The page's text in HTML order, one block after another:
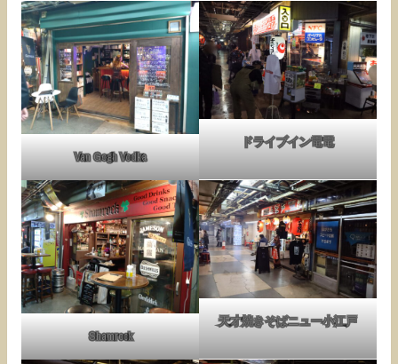
Van Gogh Vodka
ドライブイン電電
Shamrock
天才焼きそばニュー小江戸